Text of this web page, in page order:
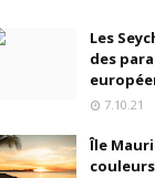
Les
des
7.10.21
Île
couleurs